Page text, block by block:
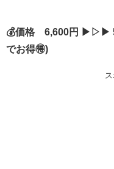
💰価格 6,600円 ▶▷▶
でお得🉐)